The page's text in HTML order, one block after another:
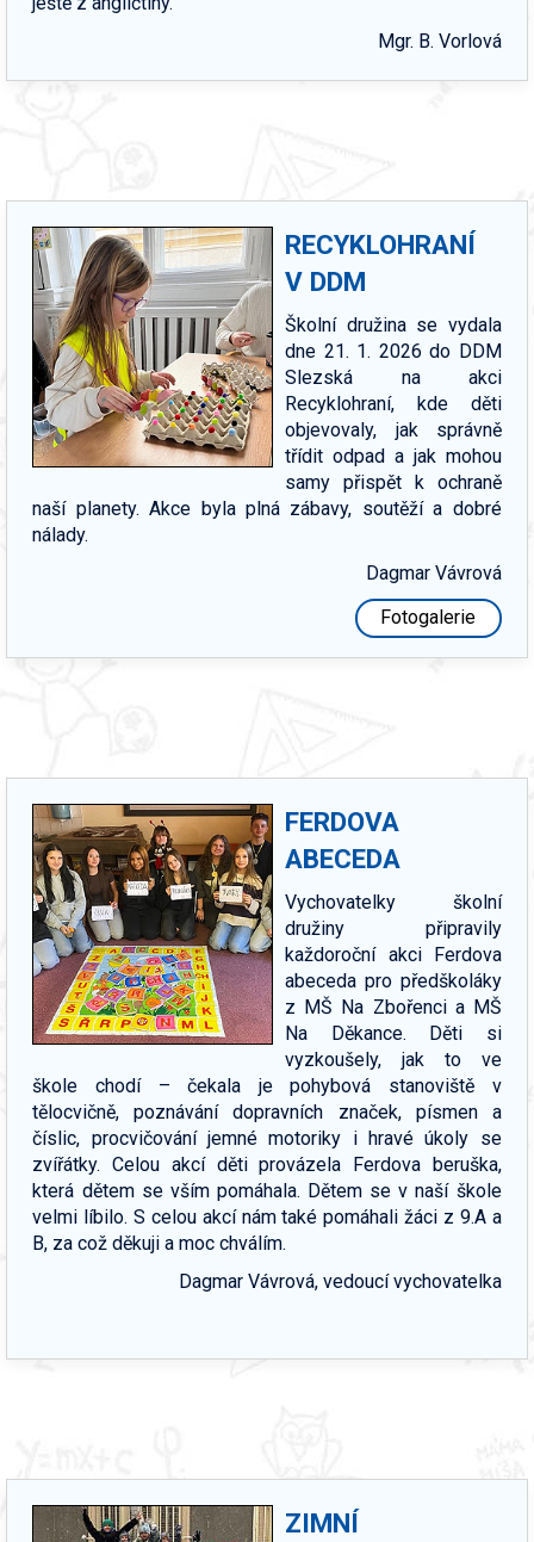
Mgr. B. Vorlová
RECYKLOHRANÍ
V DDM
Školní družina se vydala
dne 21. 1. 2026 do DDM
Slezská na akci
Recyklohraní, kde děti
objevovaly, jak správně
třídit odpad a jak mohou
samy přispět k ochraně
naší planety. Akce byla plná zábavy, soutěží a dobré
nálady.
Dagmar Vávrová
Fotogalerie
FERDOVA
ABECEDA
Vychovatelky školní
družiny připravily
každoroční akci Ferdova
abeceda pro předškoláky
z MŠ Na Zbořenci a MŠ
Na Děkance. Děti si
vyzkoušely, jak to ve
škole chodí – čekala je pohybová stanoviště v
tělocvičně, poznávání dopravních značek, písmen a
číslic, procvičování jemné motoriky i hravé úkoly se
zvířátky. Celou akcí děti provázela Ferdova beruška,
která dětem se vším pomáhala. Dětem se v naší škole
velmi líbilo. S celou akcí nám také pomáhali žáci z 9.A a
B, za což děkuji a moc chválím.
Dagmar Vávrová, vedoucí vychovatelka
ZIMNÍ